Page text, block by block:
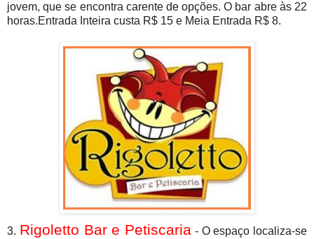
jovem, que se encontra carente de opções. O bar abre às 22
horas.Entrada Inteira custa R$ 15 e Meia Entrada R$ 8.
.
3. Rigoletto Bar e Petiscaria - O espaço localiza-se